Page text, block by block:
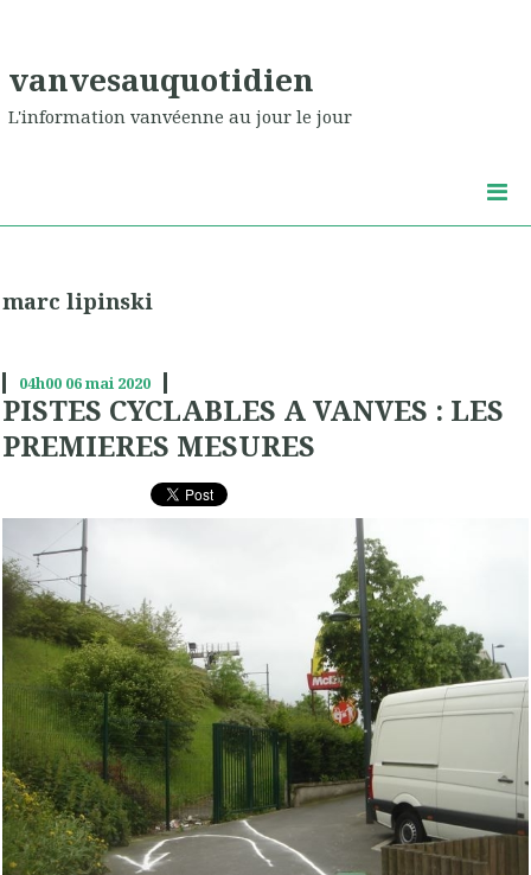
vanvesauquotidien
L'information vanvéenne au jour le jour
marc lipinski
04h00 06mai 2020
PISTES CYCLABLES A VANVES : LES
PREMIERES MESURES